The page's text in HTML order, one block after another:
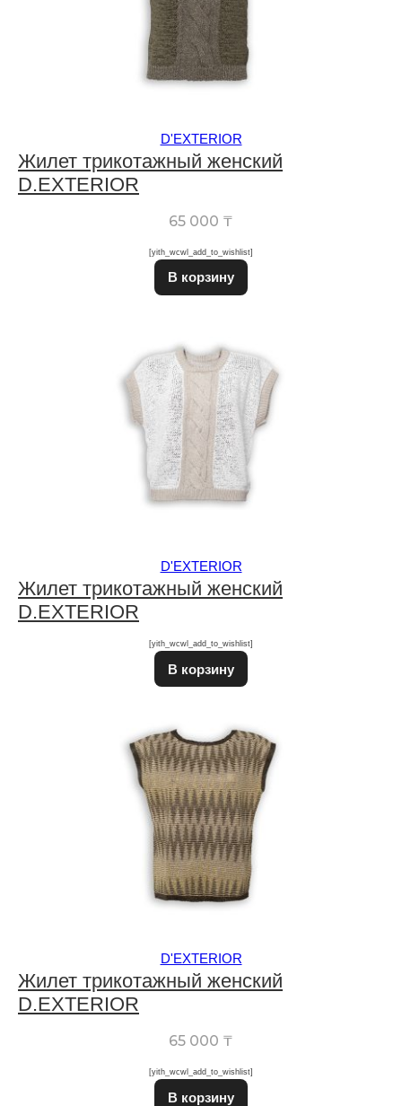
D'EXTERIOR
Жилет трикотажный женский
D.EXTERIOR
65 000 ₸
[yith_wcwl_add_to_wishlist]
В корзину Этот товар имеет
D'EXTERIOR
Жилет трикотажный женский
D.EXTERIOR
[yith_wcwl_add_to_wishlist]
В корзину
D'EXTERIOR
Жилет трикотажный женский
D.EXTERIOR
65 000 ₸
[yith_wcwl_add_to_wishlist]
В корзину Этот товар имеет